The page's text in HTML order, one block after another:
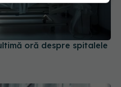
oră despre spitalele